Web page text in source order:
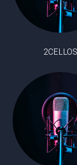
2CELLOS